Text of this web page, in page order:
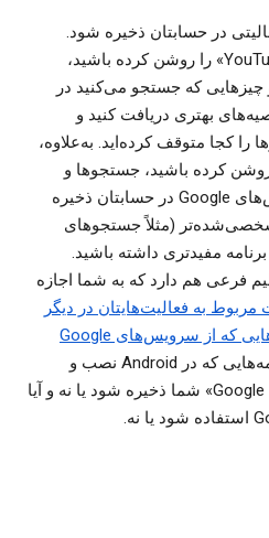
در حسابتان ذخیره شود.
به‌عنوان مثال، اگر «سابقه YouTube» را روشن کرده باشید،
چیزهایی که جستجو می‌کنید در
بهتری دریافت کنید و
را کجا متوقف کرده‌اید. به‌علاوه،
روشن کرده باشید، جستجوها و
فعالیت‌هایتان در دیگر سرویس‌های Google در حسابتان ذخیره
شخصی‌شده‌تر (مثلاً جستجوهای
مفیدتری داشته باشید.
فرعی هم دارد که به شما اجازه
مربوط به فعالیت‌هایتان در دیگر
سایت‌ها، برنامه‌ها، و دستگاه‌هایی که از سرویس‌های Google
(ازجمله برنامه‌هایی که در Android نصب و
استفاده می‌کنید)، در «حساب Google» شما ذخیره شود یا نه و آیا